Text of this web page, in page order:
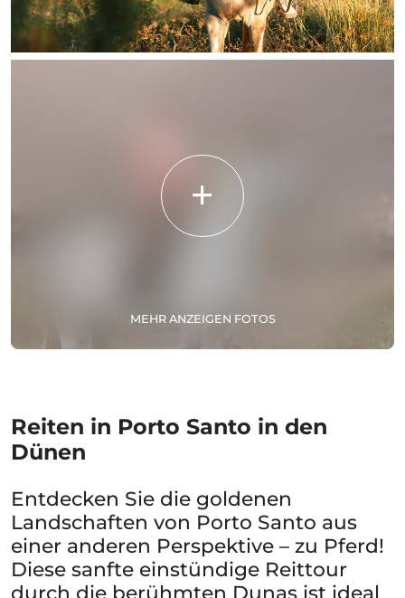
MEHR ANZEIGEN FOTOS
Reiten in Porto Santo in den
Dünen
Entdecken Sie die goldenen
Landschaften von Porto Santo aus
einer anderen Perspektive – zu Pferd!
Diese sanfte einstündige Reittour
durch die berühmten Dunas ist ideal